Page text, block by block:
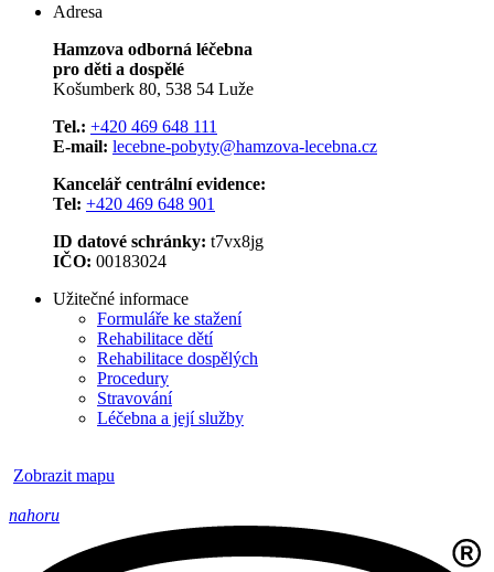
Adresa
Hamzova odborná léčebna
pro děti a dospělé
Košumberk 80, 538 54 Luže
Tel.: +420 469 648 111
E-mail: lecebne-pobyty@hamzova-lecebna.cz
Kancelář centrální evidence:
Tel: +420 469 648 901
ID datové schránky: t7vx8jg
IČO: 00183024
Užitečné informace
Formuláře ke stažení
Rehabilitace dětí
Rehabilitace dospělých
Procedury
Stravování
Léčebna a její služby
Zobrazit mapu
nahoru